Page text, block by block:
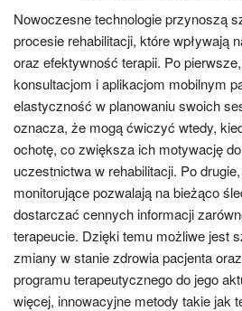
Nowoczesne technologie przynoszą
procesie rehabilitacji, które wpływają
oraz efektywność terapii. Po
konsultacjom i aplikacjom mobilnym
elastyczność w planowaniu swoich
oznacza, że mogą ćwiczyć wtedy,
ochotę, co zwiększa ich motywację
uczestnictwa w rehabilitacji. Po
monitorujące pozwalają na bieżąco
dostarczać cennych informacji
terapeucie. Dzięki temu możliwe jest
zmiany w stanie zdrowia pacjenta
programu terapeutycznego do jego
więcej, innowacyjne metody takie jak